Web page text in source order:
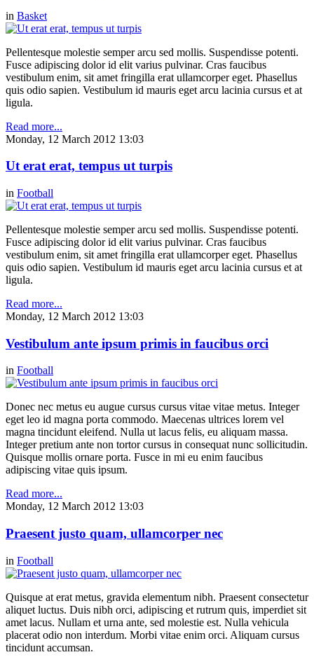
in Basket
Pellentesque molestie semper arcu sed mollis. Suspendisse potenti.
Fusce adipiscing dolor id elit varius pulvinar. Cras faucibus
vestibulum enim, sit amet fringilla erat ullamcorper eget. Phasellus
quis odio sapien. Vestibulum id mauris eget arcu lacinia cursus et at
ligula.
Read more...
Monday, 12 March 2012 13:03
Ut erat erat, tempus ut turpis
in Football
Pellentesque molestie semper arcu sed mollis. Suspendisse potenti.
Fusce adipiscing dolor id elit varius pulvinar. Cras faucibus
vestibulum enim, sit amet fringilla erat ullamcorper eget. Phasellus
quis odio sapien. Vestibulum id mauris eget arcu lacinia cursus et at
ligula.
Read more...
Monday, 12 March 2012 13:03
Vestibulum ante ipsum primis in faucibus orci
in Football
Donec nec metus eu augue cursus cursus vitae vitae metus. Integer
eget leo id magna porta commodo. Maecenas ultrices lorem vel
magna tincidunt eleifend. Nulla ut lacus felis, eu aliquam massa.
Integer pretium ante non tortor cursus in consequat nunc sollicitudin.
Quisque mollis ornare porta. Fusce in mi eu enim faucibus
adipiscing vitae quis ipsum.
Read more...
Monday, 12 March 2012 13:03
Praesent justo quam, ullamcorper nec
in Football
Quisque at erat metus, gravida elementum nibh. Praesent consectetur
aliquet luctus. Duis nibh orci, adipiscing et rutrum quis, imperdiet sit
amet lacus. Nullam et urna ante, sed molestie est. Nulla vehicula
placerat odio non interdum. Morbi vitae enim orci. Aliquam cursus
tincidunt accumsan.